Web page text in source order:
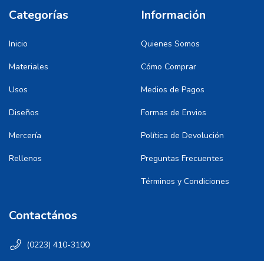
Categorías
Inicio
Materiales
Usos
Diseños
Mercería
Rellenos
Información
Quienes Somos
Cómo Comprar
Medios de Pagos
Formas de Envios
Política de Devolución
Preguntas Frecuentes
Términos y Condiciones
Contactános
(0223) 410-3100